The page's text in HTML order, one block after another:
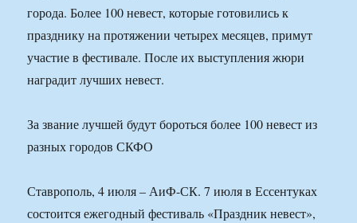
города. Более 100 невест, которые готовились к
празднику на протяжении четырех месяцев, примут
участие в фестивале. После их выступления жюри
наградит лучших невест.
За звание лучшей будут бороться более 100 невест из
разных городов СКФО
Ставрополь, 4 июля – АиФ-СК. 7 июля в Ессентуках
состоится ежегодный фестиваль «Праздник невест»,